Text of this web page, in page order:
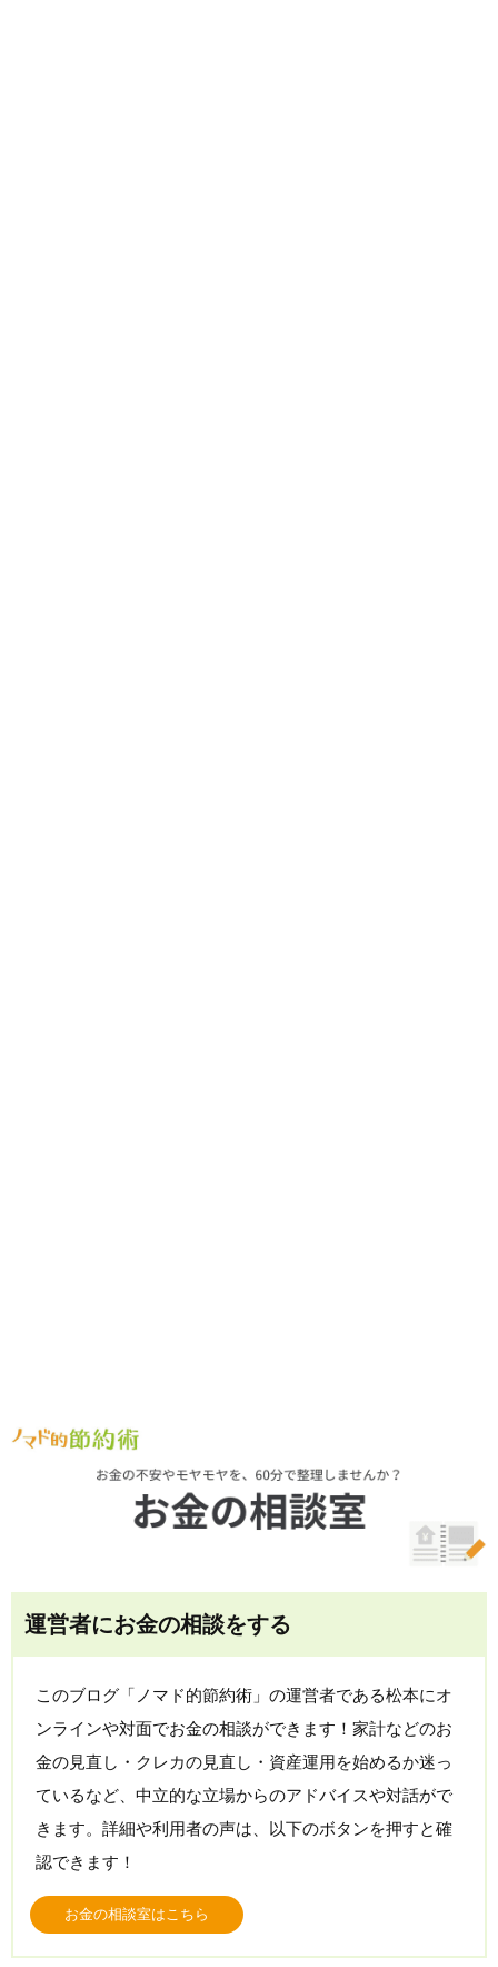
運営者にお金の相談をする
このブログ「ノマド的節約術」の運営者である松本にオ
ンラインや対面でお金の相談ができます！家計などのお
金の見直し・クレカの見直し・資産運用を始めるか迷っ
ているなど、中立的な立場からのアドバイスや対話がで
きます。詳細や利用者の声は、以下のボタンを押すと確
認できます！
お金の相談室はこちら